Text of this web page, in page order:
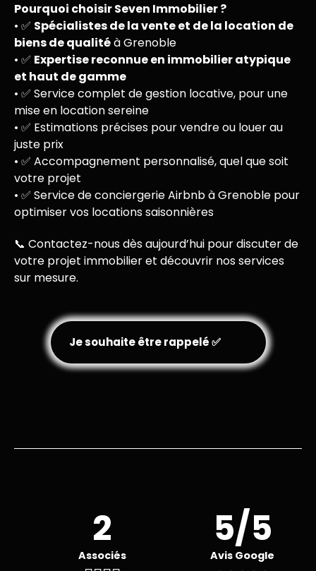
Pourquoi choisir Seven Immobilier ?
• ✅ Spécialistes de la vente et de la location de
biens de qualitéà Grenoble
• ✅ Expertise reconnue en immobilier atypique
et haut de gamme
• ✅ Service complet de gestion locative, pour une
mise en location sereine
• ✅ Estimations précises pour vendre ou louer au
juste prix
• ✅ Accompagnement personnalisé, quel que soit
votre projet
• ✅ Service de conciergerie Airbnbà Grenoble pour
optimiser vos locations saisonnières
📞 Contactez-nous dès aujourd’hui pour discuter de
votre projet immobilier et découvrir nos services
sur mesure.
Je souhaite être rappelé ✅
2
Associés
5/5
Avis Google